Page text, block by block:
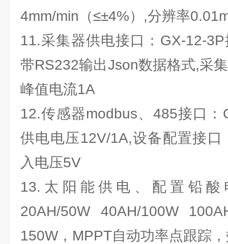
4mm/min（≤±4%）,分辨率
11.采集器供电接口：GX-12-
带RS232输出Json数据格式,采
峰值电流1A
12.传感器modbus、485接口
供电电压12V/1A,设备配置接口
入电压5V
13.太阳能供电、配置铅酸
20AH/50W 40AH/100W
150W，MPPT自动功率点跟踪